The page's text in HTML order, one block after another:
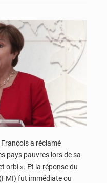
a réclamé
pays pauvres lors de sa
orbi ». Et la réponse du
fut immédiate ou